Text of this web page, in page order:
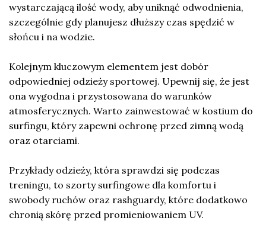
wystarczającą ilość wody, aby uniknąć odwodnienia,
szczególnie gdy planujesz dłuższy czas spędzić w
słońcu i na wodzie.
Kolejnym kluczowym elementem jest dobór
odpowiedniej odzieży sportowej. Upewnij się, że jest
ona wygodna i przystosowana do warunków
atmosferycznych. Warto zainwestować w kostium do
surfingu, który zapewni ochronę przed zimną wodą
oraz otarciami.
Przykłady odzieży, która sprawdzi się podczas
treningu, to szorty surfingowe dla komfortu i
swobody ruchów oraz rashguardy, które dodatkowo
chronią skórę przed promieniowaniem UV.